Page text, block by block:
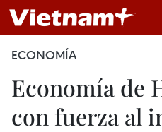
ECONOMÍA
Economía de
con fuerza al